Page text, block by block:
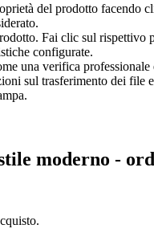
del prodotto facendo
Fai clic sul rispettivo
configurate.
una verifica
sul trasferimento dei
moderno -